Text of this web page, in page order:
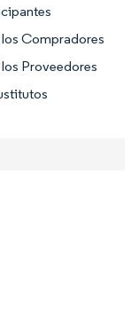
Compradores
Proveedores